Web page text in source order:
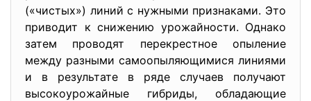
(«чистых») линий с нужными признаками. Это
приводит к снижению урожайности. Однако
затем проводят перекрестное опыление
между разными самоопыляющимися линиями
и в результате в ряде случаев получают
высокоурожайные гибриды, обладающие